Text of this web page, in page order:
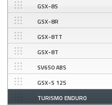
GSX-8S
GSX-8R
GSX-8TT
GSX-8T
SV650 ABS
GSX-S 125
TURISMO ENDURO